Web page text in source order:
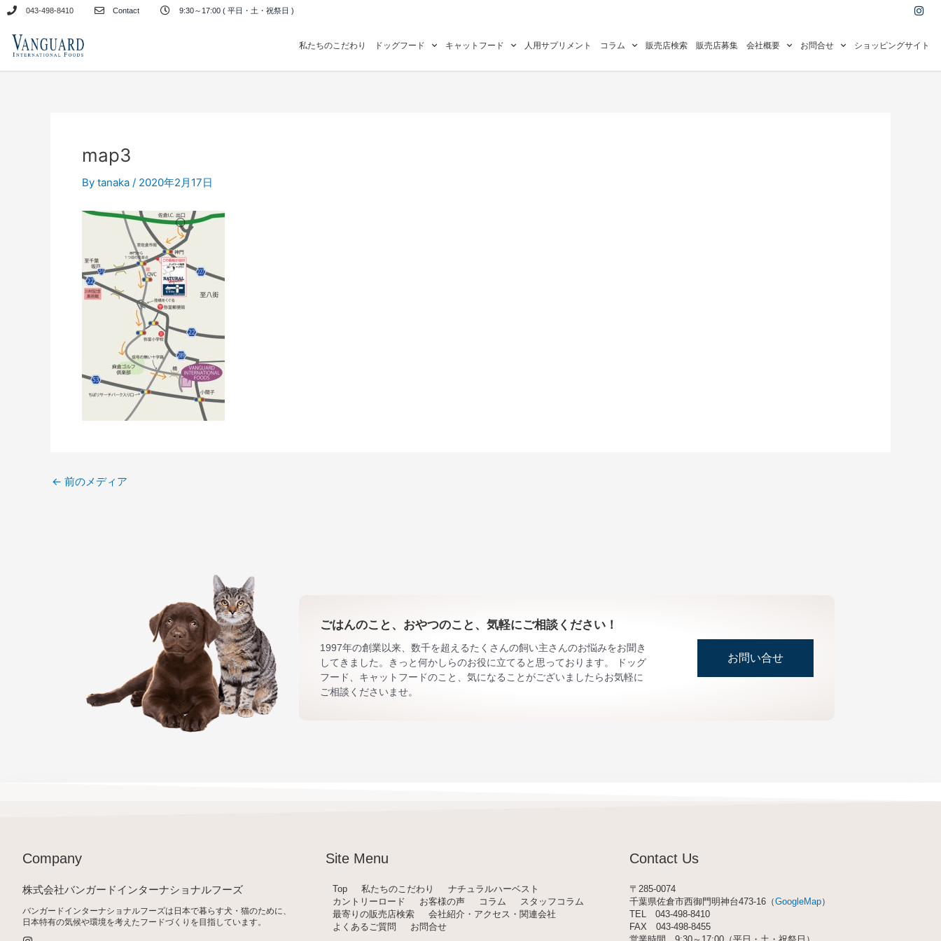
キ
043-498-8410 Contact 9:30～17:00 ( 平日・土・祝祭日 ) I
n
a
r
私たちのこだわり ドッグフード キャットフード 人用サプリメント コラム 販売店検索 販売店募集 会社概要 お問合せ ショッピングサイト
map3
By tanaka / 2020年2月17日
← 前のメディア
ごはんのこと、おやつのこと、気軽にご相談ください！
1997年の創業以来、数千を超えるたくさんの飼い主さんのお悩みをお聞き
してきました。きっと何かしらのお役に立てると思っております。 ドッグ
フード、キャットフードのこと、気になることがございましたらお気軽に
ご相談くださいませ。
お問い合せ
Company
株式会社バンガードインターナショナルフーズ
バンガードインターナショナルフーズは日本で暮らす犬・猫のために、
日本特有の気候や環境を考えたフードづくりを目指しています。
Site Menu
Top 私たちのこだわり
ナチュラルハーベスト
カントリーロード
お客様の声 コラム
スタッフコラム
最寄りの販売店検索
会社紹介・アクセス・関連会社
よくあるご質問
お問合せ
Contact Us
〒285-0074
千葉県佐倉市西御門明神台473-16（GoogleMap）
TEL 043-498-8410
FAX 043-498-8455